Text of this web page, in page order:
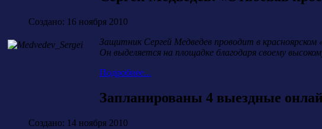
Создано: 16 ноября 2010
Защитник Сергей Медведев проводит в
Он выделяется на площадке благодаря своему
Подробнее...
Запланированы 4 выездные
Создано: 14 ноября 2010